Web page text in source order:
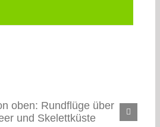
Ballonfahrt in Namibia – Lohnt